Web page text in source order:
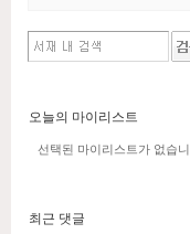
오늘의 마이리스트
선택된 마이리스트가 없습
최근 댓글